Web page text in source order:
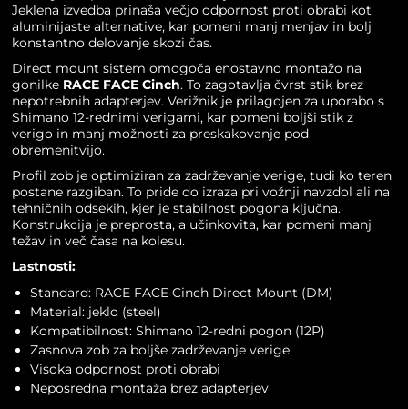
Jeklena izvedba prinaša večjo odpornost proti obrabi kot
aluminijaste alternative, kar pomeni manj menjav in bolj
konstantno delovanje skozi čas.
Direct mount sistem omogoča enostavno montažo na
gonilke RACE FACE Cinch. To zagotavlja čvrst stik brez
nepotrebnih adapterjev. Verižnik je prilagojen za uporabo s
Shimano 12-rednimi verigami, kar pomeni boljši stik z
verigo in manj možnosti za preskakovanje pod
obremenitvijo.
Profil zob je optimiziran za zadrževanje verige, tudi ko teren
postane razgiban. To pride do izraza pri vožnji navzdol ali na
tehničnih odsekih, kjer je stabilnost pogona ključna.
Konstrukcija je preprosta, a učinkovita, kar pomeni manj
težav in več časa na kolesu.
Lastnosti:
Standard: RACE FACE Cinch Direct Mount (DM)
Material: jeklo (steel)
Kompatibilnost: Shimano 12-redni pogon (12P)
Zasnova zob za boljše zadrževanje verige
Visoka odpornost proti obrabi
Neposredna montaža brez adapterjev